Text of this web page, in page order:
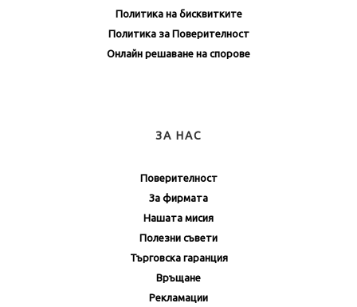
Политика на бисквитките
Политика за Поверителност
Онлайн решаване на спорове
ЗА НАС
Поверителност
За фирмата
Нашата мисия
Полезни съвети
Търговска гаранция
Връщане
Рекламации